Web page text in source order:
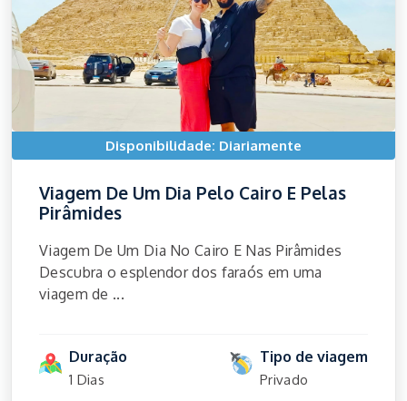
Disponibilidade: Diariamente
Viagem De Um Dia Pelo Cairo E Pelas
Pirâmides
Viagem De Um Dia No Cairo E Nas Pirâmides
Descubra o esplendor dos faraós em uma
viagem de ...
Duração
1 Dias
Tipo de viagem
Privado